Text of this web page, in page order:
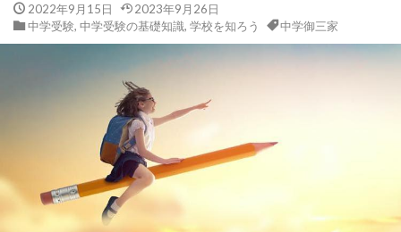
2022年9月15日
2023年9月26日
中学受験, 中学受験の基礎知識, 学校を知ろう 中学御三家